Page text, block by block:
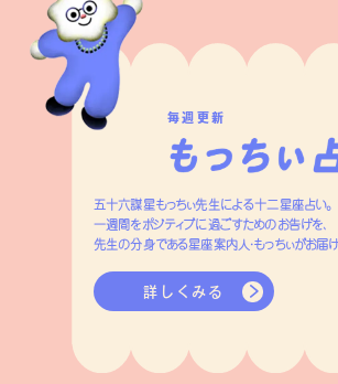
毎週更新
五十六謀星もっちぃ先生による十二星座占い。
一週間をポジティブに過ごすためのお告げを、
先生の分身である星座案内人・もっちぃがお届け
詳しくみる